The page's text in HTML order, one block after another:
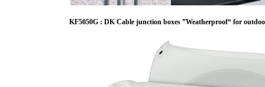
KF5050G : DK Cable junction boxes ”Weatherproof“ for